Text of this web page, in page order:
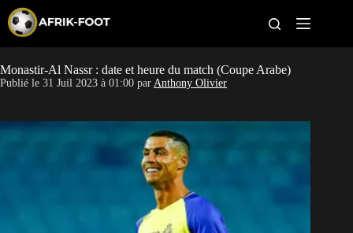
p
t
o
c
n
CAN féminine
Pays
Clubs
Classement
Monastir-Al Nassr : date et heure du match (Coupe Arabe)
Publié le 31 Juil 2023 à 01:00 par Anthony Olivier